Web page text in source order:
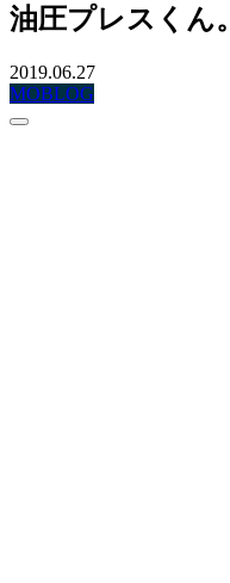
油圧プレスくん。
2019.06.27
MOBLOG